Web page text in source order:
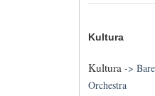
Kultura
Kultura->
Orchestra